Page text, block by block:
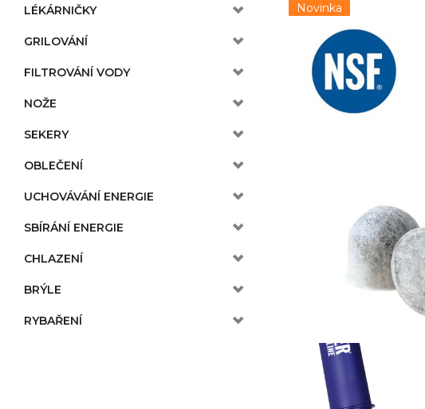
LÉKÁRNIČKY
GRILOVÁNÍ
FILTROVÁNÍ VODY
NOŽE
SEKERY
OBLEČENÍ
UCHOVÁVÁNÍ ENERGIE
SBÍRÁNÍ ENERGIE
CHLAZENÍ
BRÝLE
RYBAŘENÍ
Novinka